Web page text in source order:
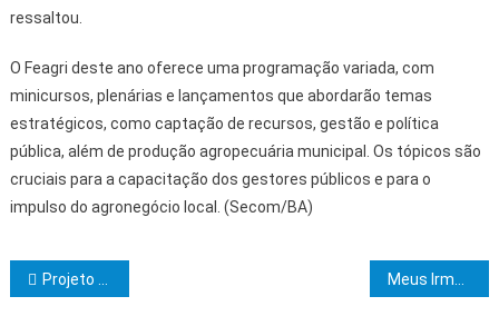
ressaltou.
O Feagri deste ano oferece uma programação variada, com
minicursos, plenárias e lançamentos que abordarão temas
estratégicos, como captação de recursos, gestão e política
pública, além de produção agropecuária municipal. Os tópicos são
cruciais para a capacitação dos gestores públicos e para o
impulso do agronegócio local. (Secom/BA)
Navegação de Post
Projeto social oferece aulas gratuitas de basquete em Trancoso